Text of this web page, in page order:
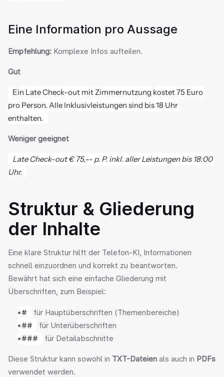
Eine Information pro Aussage
Empfehlung: Komplexe Infos aufteilen.
Gut
Ein Late Check-out mit Zimmernutzung kostet 75 Euro
pro Person. Alle Inklusivleistungen sind bis 18 Uhr
enthalten.
Weniger geeignet
Late Check-out € 75,-- p. P. inkl. aller Leistungen bis 18:00
Uhr.
Struktur & Gliederung
der Inhalte
Eine klare Struktur hilft der Telefon-KI, Informationen
schnell einzuordnen und korrekt zu beantworten.
Bewährt hat sich eine einfache Gliederung mit
Überschriften, zum Beispiel:
#
für Hauptüberschriften (Themenbereiche)
##
für Unterüberschriften
###
für Detailabschnitte
Diese Struktur kann sowohl in TXT-Dateien als auch in PDFs
verwendet werden.